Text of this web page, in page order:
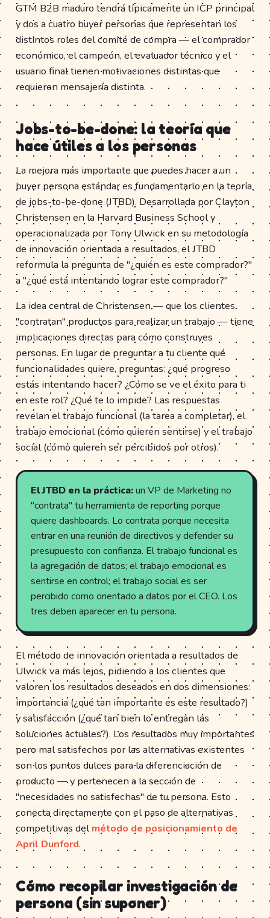
GTM B2B maduro tendrá típicamente un ICP principal
y dos a cuatro buyer personas que representan los
distintos roles del comité de compra — el comprador
económico, el campeón, el evaluador técnico y el
usuario final tienen motivaciones distintas que
requieren mensajería distinta.
Jobs-to-be-done: la teoría que
hace útiles a los personas
La mejora más importante que puedes hacer a un
buyer persona estándar es fundamentarlo en la teoría
de jobs-to-be-done (JTBD). Desarrollada por Clayton
Christensen en la Harvard Business School y
operacionalizada por Tony Ulwick en su metodología
de innovación orientada a resultados, el JTBD
reformula la pregunta de "¿quién es este comprador?"
a "¿qué está intentando lograr este comprador?"
La idea central de Christensen — que los clientes
"contratan" productos para realizar un trabajo — tiene
implicaciones directas para cómo construyes
personas. En lugar de preguntar a tu cliente qué
funcionalidades quiere, preguntas: ¿qué progreso
estás intentando hacer? ¿Cómo se ve el éxito para ti
en este rol? ¿Qué te lo impide? Las respuestas
revelan el trabajo funcional (la tarea a completar), el
trabajo emocional (cómo quieren sentirse) y el trabajo
social (cómo quieren ser percibidos por otros).
El JTBD en la práctica:un VP de Marketing no
"contrata" tu herramienta de reporting porque
quiere dashboards. Lo contrata porque necesita
entrar en una reunión de directivos y defender su
presupuesto con confianza. El trabajo funcional es
la agregación de datos; el trabajo emocional es
sentirse en control; el trabajo social es ser
percibido como orientado a datos por el CEO. Los
tres deben aparecer en tu persona.
El método de innovación orientada a resultados de
Ulwick va más lejos, pidiendo a los clientes que
valoren los resultados deseados en dos dimensiones:
importancia (¿qué tan importante es este resultado?)
y satisfacción (¿qué tan bien lo entregan las
soluciones actuales?). Los resultados muy importantes
pero mal satisfechos por las alternativas existentes
son los puntos dulces para la diferenciación de
producto — y pertenecen a la sección de
"necesidades no satisfechas" de tu persona. Esto
conecta directamente con el paso de alternativas
competitivas delmétodo de posicionamiento de
April Dunford.
Cómo recopilar investigación de
persona (sin suponer)